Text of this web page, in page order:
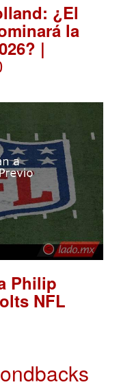
¿El
la
|
Philip
NFL